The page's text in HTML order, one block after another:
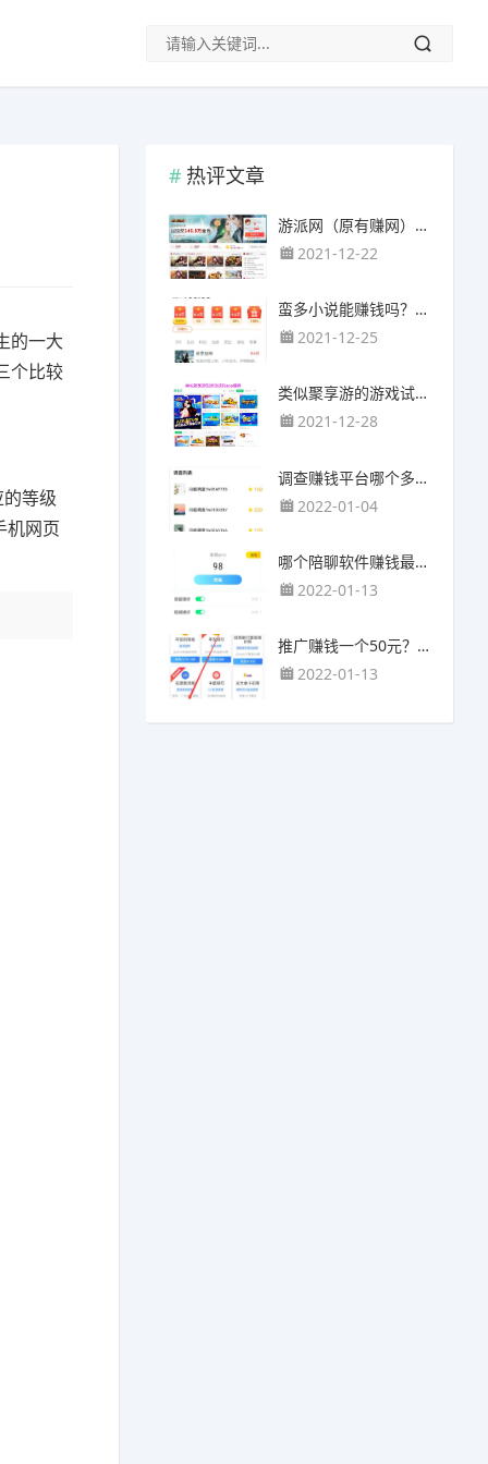
的一大
个比较
等级
机网页
热评文章
游派网（原有赚网），主要以试玩游戏赚钱为主
2021-12-22
蛮多小说能赚钱吗？送的100元能提现靠谱吗？
2021-12-25
类似聚享游的游戏试玩app（平台）推荐
2021-12-28
调查赚钱平台哪个多？哪个调查网站正规靠谱？
2022-01-04
哪个陪聊软件赚钱最快？目前陪人聊天可以挣钱的app推荐
2022-01-13
推广赚钱一个50元？我这个一个最高可以赚500元
2022-01-13